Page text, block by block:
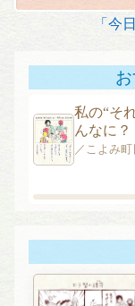
シ
ョ
ン
「今
私の“そ
んなに？
／こよみ